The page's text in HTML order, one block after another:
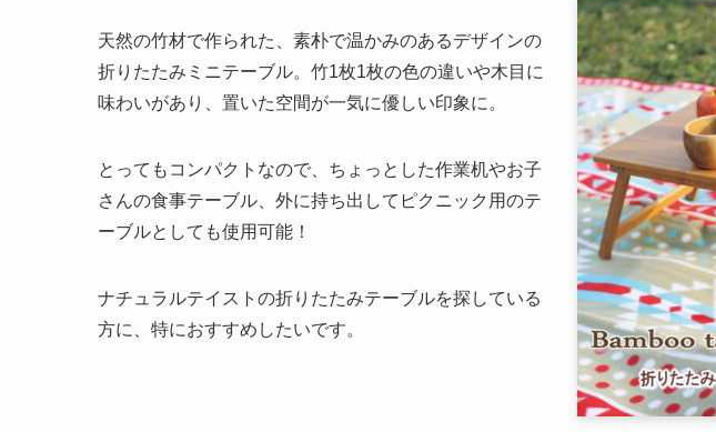
天然の竹材で作られた、素朴で温かみのあるデザインの
折りたたみミニテーブル。竹1枚1枚の色の違いや木目に
味わいがあり、置いた空間が一気に優しい印象に。
とってもコンパクトなので、ちょっとした作業机やお子
さんの食事テーブル、外に持ち出してピクニック用のテ
ーブルとしても使用可能！
ナチュラルテイストの折りたたみテーブルを探している
方に、特におすすめしたいです。